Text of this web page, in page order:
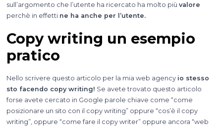
sull’argomento che l’utente ha ricercato ha molto più valore
perchè in effetti ne ha anche per l’utente.
Copy writing un esempio
pratico
Nello scrivere questo articolo per la mia web agency io stesso
sto facendo copy writing! Se avete trovato questo articolo
forse avete cercato in Google parole chiave come “come
posizionare un sito con il copy writing” oppure “cos’è il copy
writing”, oppure “come fare il copy writer” oppure ancora “web